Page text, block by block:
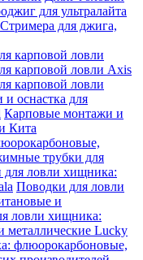
для ультралайта
Стримера для джига,
карповой ловли
карповой ловли Axis
карповой ловли
оснастка для
Карповые монтажи и
Кита
трубки для
для ловли хищника:
Поводки для ловли
и
ловли хищника:
металлические Lucky
флюорокарбоновые,